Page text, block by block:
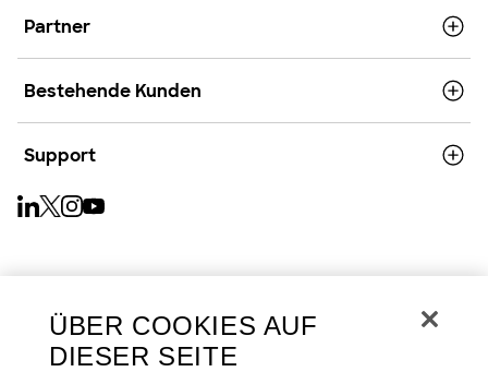
Partner
Bestehende Kunden
Support
ÜBER COOKIES AUF
DIESER SEITE